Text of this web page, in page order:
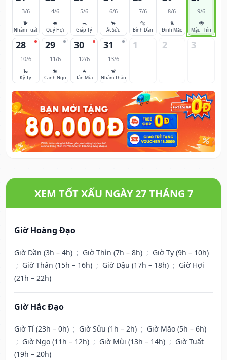
3/6
🐕
Nhâm Tuất
4/6
🐖
Quý Hợi
5/6
🐀
Giáp Tý
6/6
🐂
Ất Sửu
7/6
🐅
Bính Dần
8/6
🐈
Đinh Mão
9/6
🐉
Mậu Thìn
28
10/6
🐍
Kỷ Tỵ
29
11/6
🐎
Canh Ngọ
30
12/6
🐐
Tân Mùi
31
13/6
🐒
Nhâm Thân
1 2 3
XEM TỐT XẤU NGÀY 27 THÁNG 7
Giờ Hoàng Đạo
Giờ Dần (3h – 4h) ; Giờ Thìn (7h – 8h) ; Giờ Tỵ (9h – 10h)
; Giờ Thân (15h – 16h) ; Giờ Dậu (17h – 18h) ; Giờ Hợi
(21h – 22h)
Giờ Hắc Đạo
Giờ Tí (23h – 0h) ; Giờ Sửu (1h – 2h) ; Giờ Mão (5h – 6h)
; Giờ Ngọ (11h – 12h) ; Giờ Mùi (13h – 14h) ; Giờ Tuất
(19h – 20h)